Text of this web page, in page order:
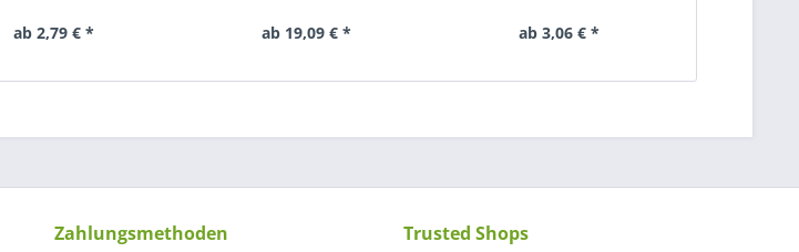
ab 2,79 € * ab 19,09 € * ab 3,06 € *
Zahlungsmethoden Trusted Shops